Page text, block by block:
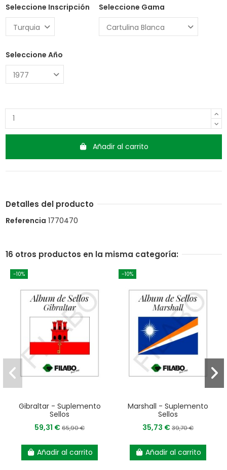
Seleccione Inscripción Seleccione Gama
Seleccione Año
Añadir al carrito
Detalles del producto
Referencia 1770470
16 otros productos en la misma categoría:
-10%
Gibraltar - Suplemento
Sellos
59,31 €65,90 €
Añadir al carrito
-10%
Marshall - Suplemento
Sellos
35,73 €39,70 €
Añadir al carrito